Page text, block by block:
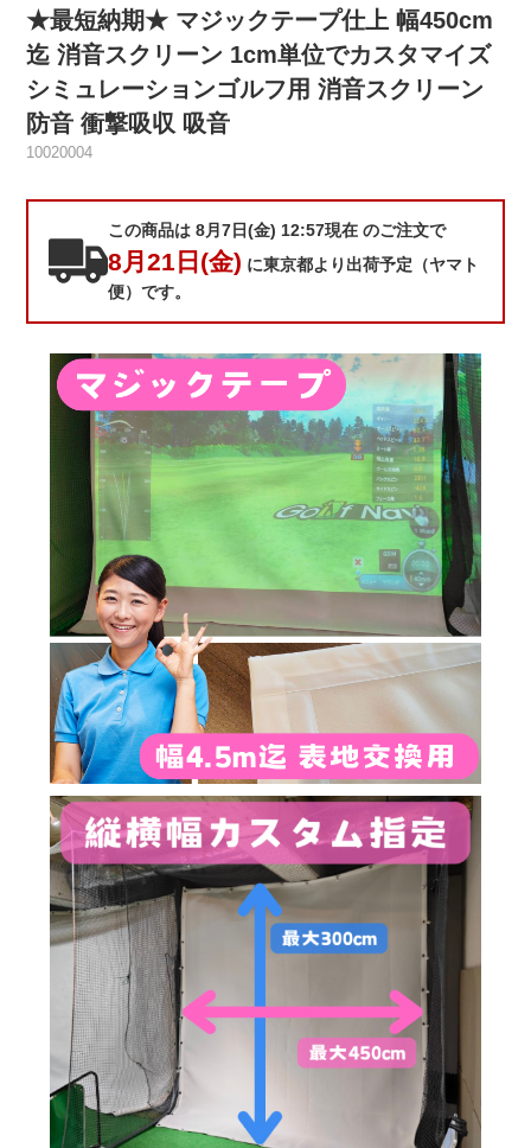
★最短納期★ マジックテープ仕上 幅450cm
迄 消音スクリーン 1cm単位でカスタマイズ
シミュレーションゴルフ用 消音スクリーン
防音 衝撃吸収 吸音
10020004
この商品は 8月7日(金) 12:57現在 のご注文で
8月21日(金) に東京都より出荷予定（ヤマト
便）です。